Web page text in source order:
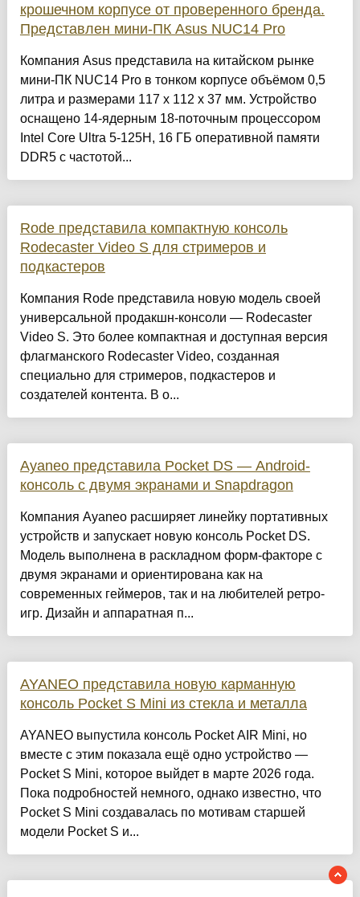
крошечном корпусе от проверенного бренда.
Представлен мини-ПК Asus NUC14 Pro
Компания Asus представила на китайском рынке
мини-ПК NUC14 Pro в тонком корпусе объёмом 0,5
литра и размерами 117 х 112 х 37 мм. Устройство
оснащено 14-ядерным 18-поточным процессором
Intel Core Ultra 5-125H, 16 ГБ оперативной памяти
DDR5 с частотой...
Rode представила компактную консоль
Rodecaster Video S для стримеров и
подкастеров
Компания Rode представила новую модель своей
универсальной продакшн-консоли — Rodecaster
Video S. Это более компактная и доступная версия
флагманского Rodecaster Video, созданная
специально для стримеров, подкастеров и
создателей контента. В о...
Ayaneo представила Pocket DS — Android-
консоль с двумя экранами и Snapdragon
Компания Ayaneo расширяет линейку портативных
устройств и запускает новую консоль Pocket DS.
Модель выполнена в раскладном форм-факторе с
двумя экранами и ориентирована как на
современных геймеров, так и на любителей ретро-
игр. Дизайн и аппаратная п...
AYANEO представила новую карманную
консоль Pocket S Mini из стекла и металла
AYANEO выпустила консоль Pocket AIR Mini, но
вместе с этим показала ещё одно устройство —
Pocket S Mini, которое выйдет в марте 2026 года.
Пока подробностей немного, однако известно, что
Pocket S Mini создавалась по мотивам старшей
модели Pocket S и...